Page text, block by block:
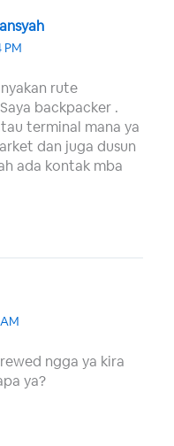
PM
rute
backpacker .
terminal mana ya
dan juga dusun
ada kontak mba
ngga ya kira
ya?